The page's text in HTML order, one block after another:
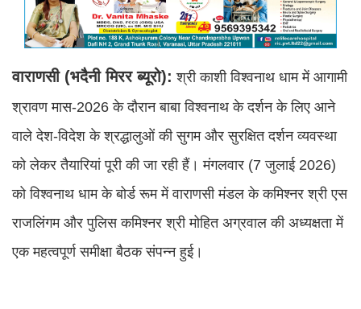
वाराणसी (भदैनी मिरर ब्यूरो): श्री काशी विश्वनाथ धाम में आगामी
श्रावण मास-2026 के दौरान बाबा विश्वनाथ के दर्शन के लिए आने
वाले देश-विदेश के श्रद्धालुओं की सुगम और सुरक्षित दर्शन व्यवस्था
को लेकर तैयारियां पूरी की जा रही हैं। मंगलवार (7 जुलाई 2026)
को विश्वनाथ धाम के बोर्ड रूम में वाराणसी मंडल के कमिश्नर श्री एस
राजलिंगम और पुलिस कमिश्नर श्री मोहित अग्रवाल की अध्यक्षता में
एक महत्वपूर्ण समीक्षा बैठक संपन्न हुई।